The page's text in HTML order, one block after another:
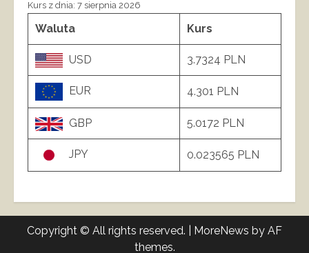
Kurs z dnia: 7 sierpnia 2026
Waluta Kurs
USD 3.7324 PLN
EUR 4.301 PLN
GBP 5.0172 PLN
JPY 0.023565 PLN
Copyright © All rights reserved. MoreNews by AF
themes.